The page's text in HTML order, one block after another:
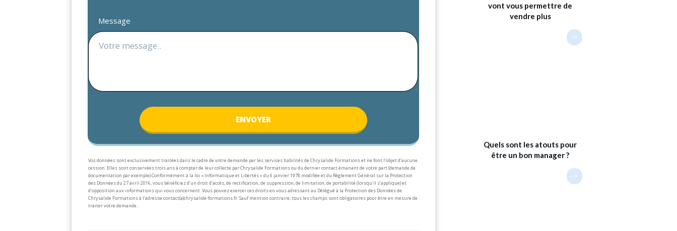
Message
ENVOYER
Vos données sont exclusivement traitées dans le cadre de votre demande par les services habilités de Chrysalide Formations et ne font l’objet d’aucune
cession. Elles sont conservées trois ans à compter de leur collecte par Chrysalide Formations ou du dernier contact émanant de votre part (demande de
documentation par exemple).Conformément à la loi « Informatique et Libertés » du 6 janvier 1978 modifiée et du Règlement Général sur la Protection
des Données du 27 avril 2016, vous bénéficiez d’un droit d’accès, de rectification, de suppression, de limitation, de portabilité (lorsqu’il s’applique) et
d’opposition aux informations qui vous concernent. Vous pouvez exercer ces droits en vous adressant au Délégué à la Protection des Données de
Chrysalide Formations à l’adresse contact(a)chrysalide-formations.fr.Sauf mention contraire, tous les champs sont obligatoires pour être en mesure de
traiter votre demande.
vont vous permettre de
vendre plus
Quels sont les atouts pour
être un bon manager ?